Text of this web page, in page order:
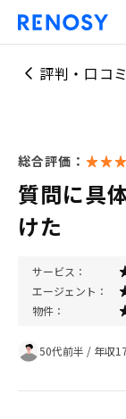
評判・口コ
総合評価：
質問に具
けた
サービス：
エージェント：
物件：
50代前半 / 年収